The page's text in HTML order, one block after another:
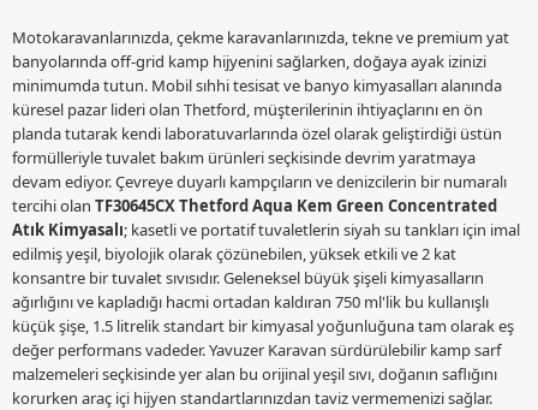
Motokaravanlarınızda, çekme karavanlarınızda, tekne ve premium yat
banyolarında off-grid kamp hijyenini sağlarken, doğaya ayak izinizi
minimumda tutun. Mobil sıhhi tesisat ve banyo kimyasalları alanında
küresel pazar lideri olan Thetford, müşterilerinin ihtiyaçlarını en ön
planda tutarak kendi laboratuvarlarında özel olarak geliştirdiği üstün
formülleriyle tuvalet bakım ürünleri seçkisinde devrim yaratmaya
devam ediyor. Çevreye duyarlı kampçıların ve denizcilerin bir numaralı
tercihi olan TF30645CX Thetford Aqua Kem Green Concentrated
Atık Kimyasalı; kasetli ve portatif tuvaletlerin siyah su tankları için imal
edilmiş yeşil, biyolojik olarak çözünebilen, yüksek etkili ve 2 kat
konsantre bir tuvalet sıvısıdır. Geleneksel büyük şişeli kimyasalların
ağırlığını ve kapladığı hacmi ortadan kaldıran 750 ml'lik bu kullanışlı
küçük şişe, 1.5 litrelik standart bir kimyasal yoğunluğuna tam olarak eş
değer performans vadeder. Yavuzer Karavan sürdürülebilir kamp sarf
malzemeleri seçkisinde yer alan bu orijinal yeşil sıvı, doğanın saflığını
korurken araç içi hijyen standartlarınızdan taviz vermemenizi sağlar.